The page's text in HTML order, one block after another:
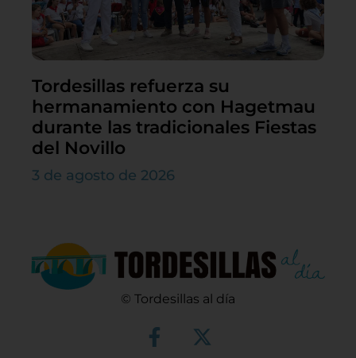
Tordesillas refuerza su
hermanamiento con Hagetmau
durante las tradicionales Fiestas
del Novillo
3 de agosto de 2026
© Tordesillas al día